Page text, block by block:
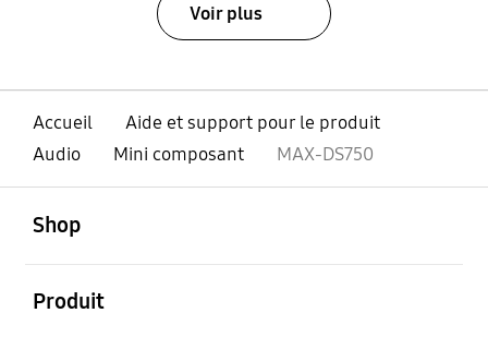
Voir plus
Accueil
Aide et support pour le produit
Audio
Mini composant MAX-DS750
Shop
Produit